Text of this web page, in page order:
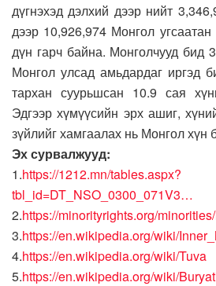
дүгнэхэд дэлхий дээр нийт
дээр 10,926,974 Монгол
дүн гарч байна. Монголчууд бид
Монгол улсад амьдардаг иргэд
тархан суурьшсан 10.9 сая
Эдгээр хүмүүсийн эрх ашиг,
зүйлийг хамгаалах нь Монгол хүн
Эх сурвалжууд:
1.https://1212.mn/tables.aspx?
tbl_id=DT_NSO_0300_071V3…
2.https://minorityrights.org/
3.https://en.wikipedia.org/wiki/
4.https://en.wikipedia.org/wiki/Tuva
5.https://en.wikipedia.org/wiki/